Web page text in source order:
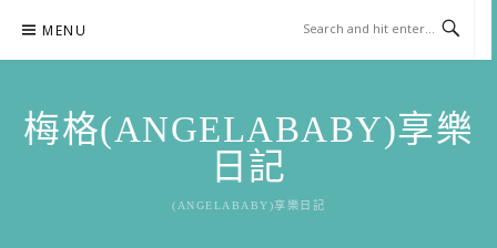
content
MENU
梅格(ANGELABABY)享樂
日記
(ANGELABABY)享樂日記